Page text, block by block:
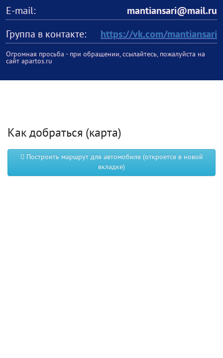
E-mail:
mantiansari@mail.ru
Группа в контакте:
https://vk.com/mantiansari
Огромная просьба - при обращении, ссылайтесь, пожалуйста на
сайт apartos.ru
Как добраться (карта)
Построить маршрут для автомобиля (откроется в новой
вкладке)